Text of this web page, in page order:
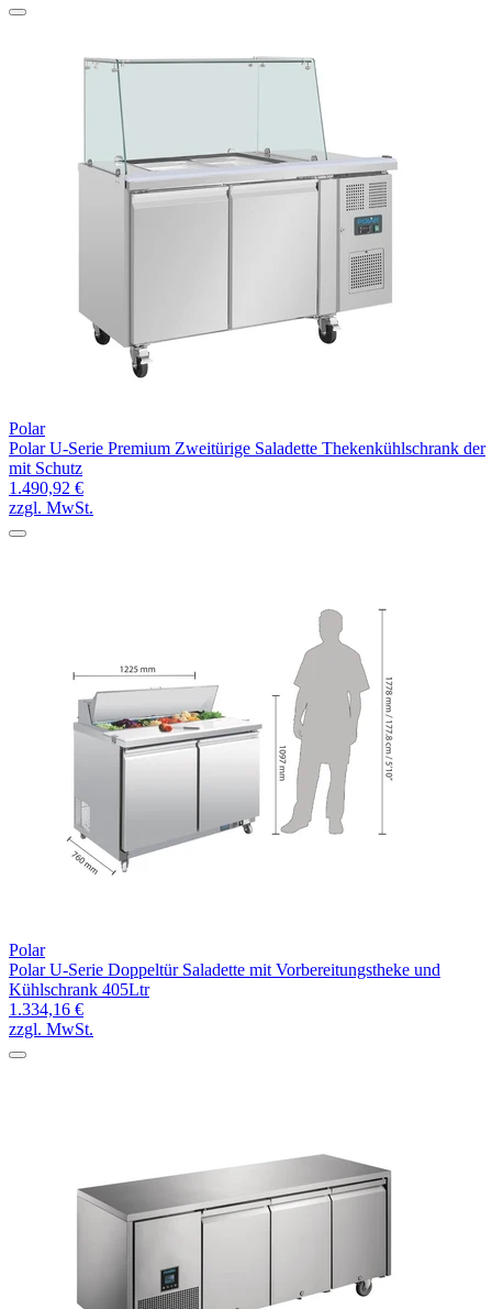
Polar
Polar U-Serie Premium Zweitürige Saladette Thekenkühlschrank der
mit Schutz
1.490,92 €
zzgl. MwSt.
Polar
Polar U-Serie Doppeltür Saladette mit Vorbereitungstheke und
Kühlschrank 405Ltr
1.334,16 €
zzgl. MwSt.